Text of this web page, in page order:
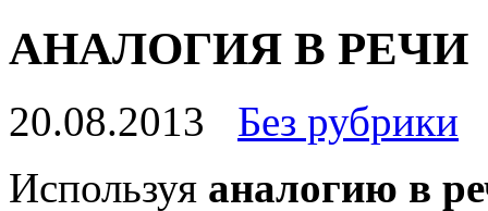
АНАЛОГИЯ В РЕЧИ
20.08.2013
Без рубрики
Используя аналогию в